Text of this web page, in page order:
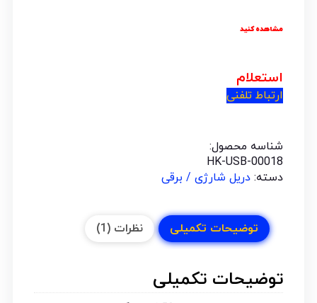
مشاهده کنید
استعلام
ارتباط تلفنی
شناسه محصول:
HK-USB-00018
دسته: دریل شارژی / برقی
توضیحات تکمیلی نظرات (1)
توضیحات تکمیلی